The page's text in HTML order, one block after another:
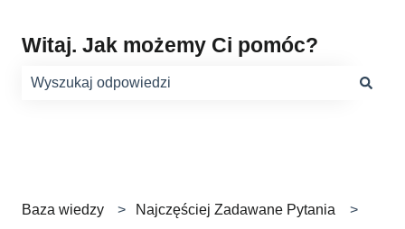
Witaj. Jak możemy Ci pomóc?
Baza wiedzy Najczęściej Zadawane Pytania